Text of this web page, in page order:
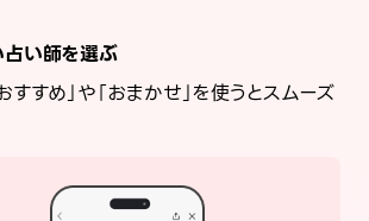
い師を選ぶ
すすめ」や「おまかせ」を使うとスムーズ